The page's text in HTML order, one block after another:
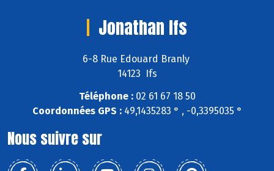
Jonathan Ifs
6-8 Rue Edouard Branly
14123 Ifs
Téléphone :02 61 67 18 50
Coordonnées GPS :49,1435283 ° , -0,3395035 °
Nous suivre sur